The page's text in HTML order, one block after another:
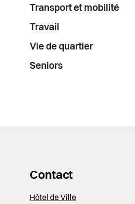
Transport et mobilité
Travail
Vie de quartier
Seniors
Contact
Hôtel de Ville